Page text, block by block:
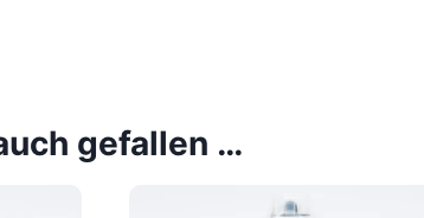
gefallen …